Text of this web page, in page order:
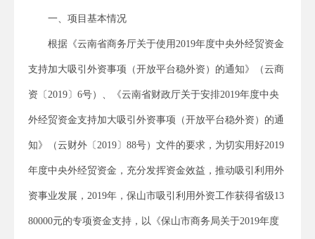
一、项目基本情况
根据《云南省商务厅关于使用2019年度中央外经贸资金
支持加大吸引外资事项（开放平台稳外资）的通知》（云商
资〔2019〕6号）、《云南省财政厅关于安排2019年度中央
外经贸资金支持加大吸引外资事项（开放平台稳外资）的通
知》（云财外〔2019〕88号）文件的要求，为切实用好2019
年度中央外经贸资金，充分发挥资金效益，推动吸引利用外
资事业发展，2019年，保山市吸引利用外资工作获得省级13
80000元的专项资金支持，以《保山市商务局关于2019年度